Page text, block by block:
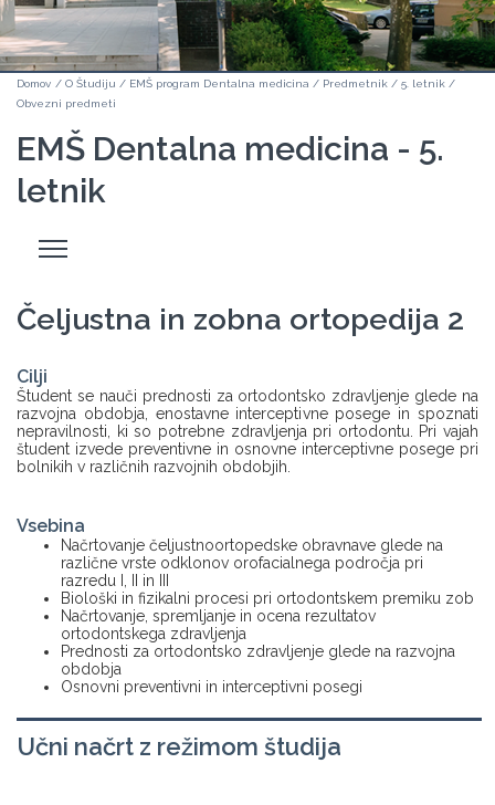
Domov / O Študiju / EMŠ program Dentalna medicina / Predmetnik / 5. letnik /
Obvezni predmeti
EMŠ Dentalna medicina - 5.
letnik
Odpri
stranski
Čeljustna in zobna ortopedija 2
Cilji
Študent se nauči prednosti za ortodontsko zdravljenje glede na
razvojna obdobja, enostavne interceptivne posege in spoznati
nepravilnosti, ki so potrebne zdravljenja pri ortodontu. Pri vajah
študent izvede preventivne in osnovne interceptivne posege pri
bolnikih v različnih razvojnih obdobjih.
Vsebina
Načrtovanje čeljustnoortopedske obravnave glede na
različne vrste odklonov orofacialnega področja pri
razredu I, II in III
Biološki in fizikalni procesi pri ortodontskem premiku zob
Načrtovanje, spremljanje in ocena rezultatov
ortodontskega zdravljenja
Prednosti za ortodontsko zdravljenje glede na razvojna
obdobja
Osnovni preventivni in interceptivni posegi
Učni načrt z režimom študija